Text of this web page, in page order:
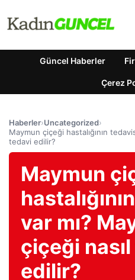
Güncel Haberler
Çerez
Haberler›Uncategorized›
Maymun çiçeği hastalığının
tedavi edilir?
Maymun
var mı?
çiçeği
edilir?